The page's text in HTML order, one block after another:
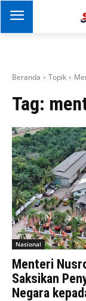
Beranda Topik
Tag:
Nasional
Menteri
Saksikan
Negara